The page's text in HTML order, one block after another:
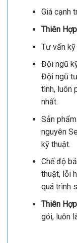
Giá cạnh
Thiên
Tư vấn
Đội ngũ
Đội ngũ
tình, luôn
nhất.
Sản
nguyên
kỹ thuật.
Chế độ
thuật, lỗi
quá trình
Thiên Hợp
gói, luôn